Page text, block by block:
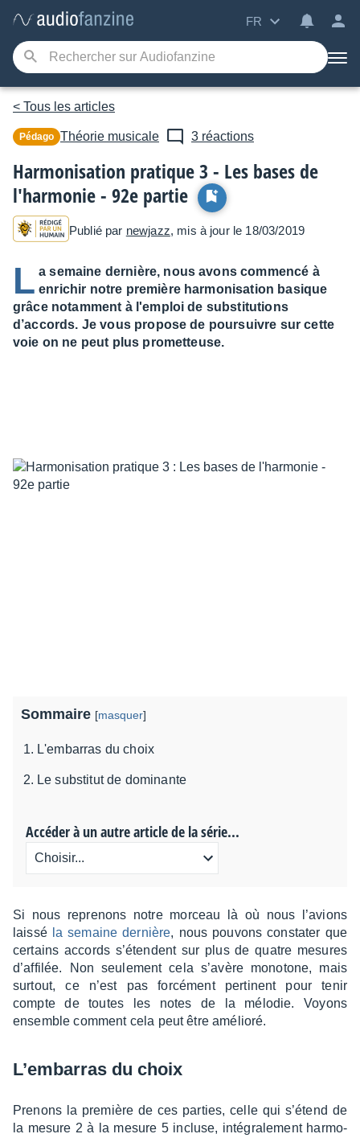
FR
< Tous les articles
Pédago Théorie musicale 3 réactions
Harmonisation pratique 3 - Les bases de
l'harmonie - 92e partie
Publié par newjazz, mis à jour le 18/03/2019
L a semaine dernière, nous avons commencé à
enrichir notre première harmonisation basique
grâce notamment à l'emploi de substitutions
d’accords. Je vous propose de poursuivre sur cette
voie on ne peut plus prometteuse.
Sommaire [masquer]
L'embarras du choix
Le substitut de dominante
Accéder à un autre article de la série...
Si nous repre­nons notre morceau là où nous l’avions
laissé la semaine dernière, nous pouvons consta­ter que
certains accords s’étendent sur plus de quatre mesures
d’af­fi­lée. Non seule­ment cela s’avère mono­tone, mais
surtout, ce n’est pas forcé­ment perti­nent pour tenir
compte de toutes les notes de la mélo­die. Voyons
ensemble comment cela peut être amélioré.
L’em­bar­ras du choix
Prenons la première de ces parties, celle qui s’étend de
la mesure 2 à la mesure 5 incluse, inté­gra­le­ment harmo­